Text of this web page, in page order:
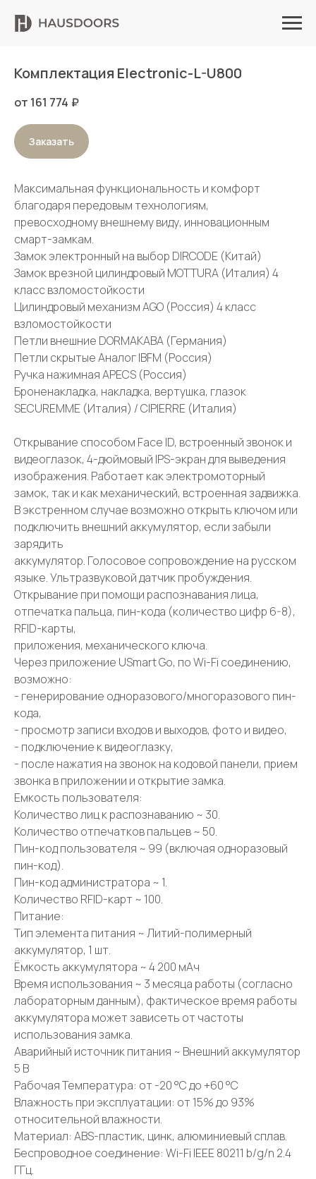
Комплектация Electronic-L-U800
от 161 774 ₽
Заказать
Максимальная функциональность и комфорт
благодаря передовым технологиям,
превосходному внешнему виду, инновационным
смарт-замкам.
Замок электронный на выбор DIRCODE (Китай)
Замок врезной цилиндровый MOTTURA (Италия) 4
класс взломостойкости
Цилиндровый механизм AGO (Россия) 4 класс
взломостойкости
Петли внешние DORMAKABA (Германия)
Петли скрытые Аналог IBFM (Россия)
Ручка нажимная APECS (Россия)
Броненакладка, накладка, вертушка, глазок
SECUREMME (Италия) / CIPIERRE (Италия)
Открывание способом Face ID, встроенный звонок и
видеоглазок, 4-дюймовый IPS-экран для выведения
изображения. Работает как электромоторный
замок, так и как механический, встроенная задвижка.
В экстренном случае возможно открыть ключом или
подключить внешний аккумулятор, если забыли
зарядить
аккумулятор. Голосовое сопровождение на русском
языке. Ультразвуковой датчик пробуждения.
Открывание при помощи распознавания лица,
отпечатка пальца, пин-кода (количество цифр 6-8),
RFID-карты,
приложения, механического ключа.
Через приложение USmart Go, по Wi-Fi соединению,
возможно:
- генерирование одноразового/многоразового пин-
кода,
- просмотр записи входов и выходов, фото и видео,
- подключение к видеоглазку,
- после нажатия на звонок на кодовой панели, прием
звонка в приложении и открытие замка.
Емкость пользователя:
Количество лиц к распознаванию ~ 30.
Количество отпечатков пальцев ~ 50.
Пин-код пользователя ~ 99 (включая одноразовый
пин-код).
Пин-код администратора ~ 1.
Количество RFID-карт ~ 100.
Питание:
Тип элемента питания ~ Литий-полимерный
аккумулятор, 1 шт.
Ёмкость аккумулятора ~ 4 200 мАч
Время использования ~ 3 месяца работы (согласно
лабораторным данным), фактическое время работы
аккумулятора может зависеть от частоты
использования замка.
Аварийный источник питания ~ Внешний аккумулятор
5 В
Рабочая Температура: от -20 °C до +60 °C
Влажность при эксплуатации: от 15% до 93%
относительной влажности.
Материал: ABS-пластик, цинк, алюминиевый сплав.
Беспроводное соединение: Wi-Fi IEEE 80211 b/g/n 2.4
ГГц.